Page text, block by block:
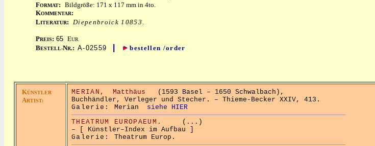
FORMAT: Bildgröße: 171 x 117 mm in 4to.
KOMMENTAR:
LITERATUR: Diepenbroick 10853.
x
PREIS: 65 EUR
BESTELL-NR.: A-02559 | bestellen /order
KÜNSTLER
ARTIST:
MERIAN, Matthäus (1593 Basel – 1650 Schwalbach),
Buchhändler, Verleger und Stecher. – Thieme-Becker XXIV, 413.
Galerie: Merian siehe HIER
THEATRUM EUROPAEUM.
(...)
– [ Künstler–Index im Aufbau ]
Galerie: Theatrum Europ.